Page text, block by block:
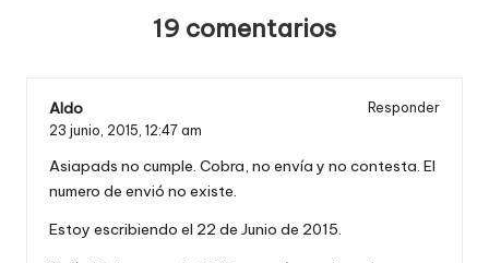
19 comentarios
Aldo
Responder
23 junio, 2015, 12:47 am
Asiapads no cumple. Cobra, no envía y no contesta. El
numero de envió no existe.
Estoy escribiendo el 22 de Junio de 2015.